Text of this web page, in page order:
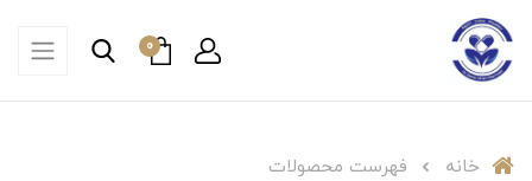
0
خانه
فهرست محصولات